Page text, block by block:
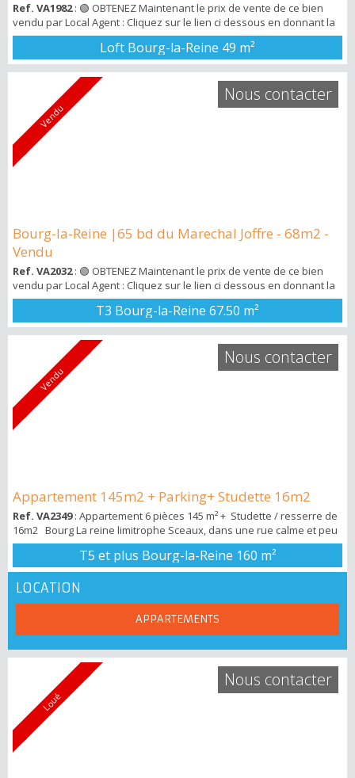
Ref. VA1982: 🟢 OBTENEZ Maintenant le prix de vente de ce bien
vendu par Local Agent : Cliquez sur le lien ci dessous en donnant la
ref VA1982 : ➡️ http://bit.ly/3KjDnEu 🚀 Vous recevrez ensuite un mail
avec un pdf avec tous les détails du bien vendu . Local Agent Bourg-
la-Reine vous propose ce bien idéalement situé à quelques mètres
des commerces de proximité , du RER B et du parc de Sceaux ! ...
Loft Bourg-la-Reine 49 m²
Vendu
Bourg-la-Reine |65 bd du Marechal Joffre - 68m2 -
Vendu
Ref. VA2032: 🟢 OBTENEZ Maintenant le prix de vente de ce bien
vendu par Local Agent : Cliquez sur le lien ci dessous en donnant la
ref VA 2032 : ➡️ http://bit.ly/3KjDnEu 🚀 Vous recevrez ensuite un
mail avec un pdf avec tous les détails du bien vendu . Vous
recherchez un appartement à Bourg-la-Reine dans le coeur de ville
avec 2 chambres et balcon ! Local Agent vous propose ce bien de
T3 Bourg-la-Reine 67.50 m²
Nous contacter
Vendu
Appartement 145m2 + Parking+ Studette 16m2
Ref. VA2349: Appartement 6 pièces 145 m² + Studette / resserre de
16m2 Bourg La reine limitrophe Sceaux, dans une rue calme et peu
passante, proche gare RER B, parc de Sceaux et Lakanal. Local
Agent vous propose ce bien familial avec balcon + parking + cave +
chambre indépendante de 16m2. . Si vous recherchez un
appartement avec une belle surface de 145m2 ( loi Carrez ...
T5 et plus Bourg-la-Reine 160 m²
Nous contacter
LOCATION
APPARTEMENTS
Loué
Nous contacter